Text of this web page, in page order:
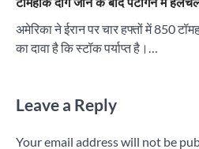
अमेरिका ने ईरान पर चार हफ्तों में 850
का दावा है कि स्टॉक पर्याप्त है।…
Leave a Reply
Your email address will not be